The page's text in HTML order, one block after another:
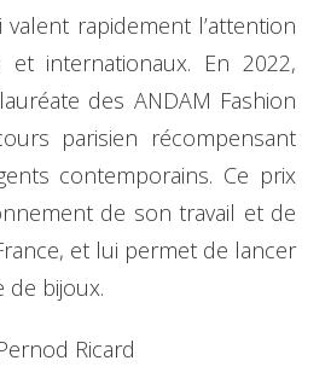
rapidement l’attention
et internationaux. En 2022,
des ANDAM Fashion
parisien récompensant
contemporains. Ce prix
de son travail et de
et lui permet de lancer
de bijoux.
Ricard